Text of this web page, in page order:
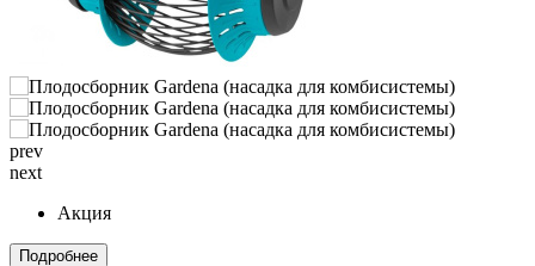
prev
next
Акция
Подробнее